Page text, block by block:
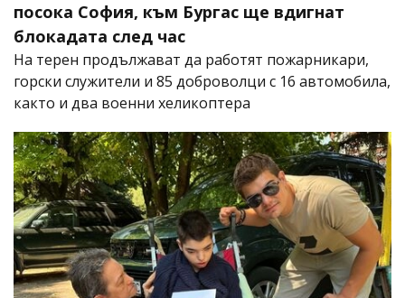
посока София, към Бургас ще вдигнат
блокадата след час
На терен продължават да работят пожарникари,
горски служители и 85 доброволци с 16 автомобила,
както и два военни хеликоптера